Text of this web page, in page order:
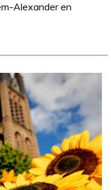
Alexander en